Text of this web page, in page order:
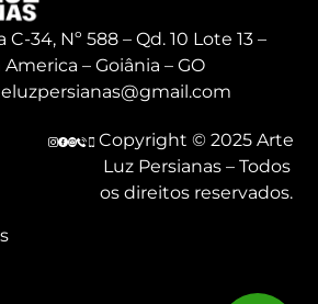
34, Nº 588 – Qd. 10 Lote 13 –
– Goiânia – GO
Copyright © 2025 Arte
Luz Persianas – Todos
os direitos reservados.